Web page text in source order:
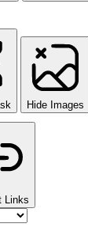
Hide Images
Links